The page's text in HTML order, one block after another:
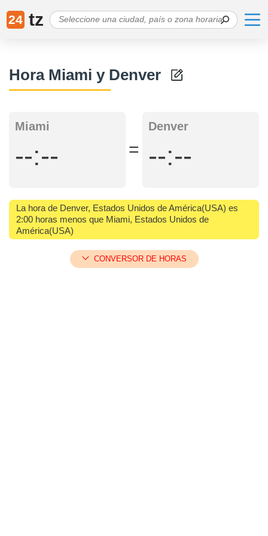
24 tz
Hora Miami y Denver
Miami
--:-- =
Denver
--:--
La hora de Denver, Estados Unidos de América(USA) es
2:00 horas menos que Miami, Estados Unidos de
América(USA)
CONVERSOR DE HORAS